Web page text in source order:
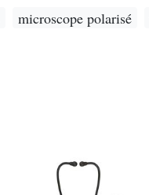
microscope polarisé